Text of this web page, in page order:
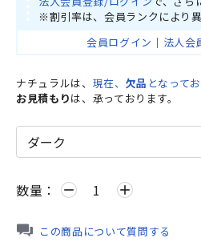
※割引率は、会員ランクにより異
会員ログイン ｜ 法人会
ナチュラルは、 現在、 欠品 となって
お見積もりは、承っております。
数量： remove add
この商品について質問する